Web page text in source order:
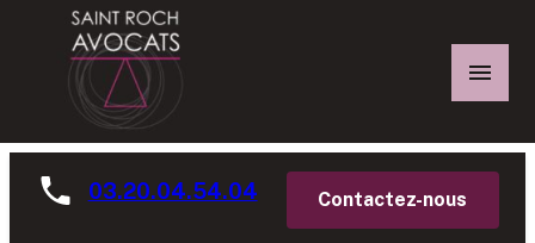
03.20.04.54.04 Contactez-nous
Panneau de gestion des cookies